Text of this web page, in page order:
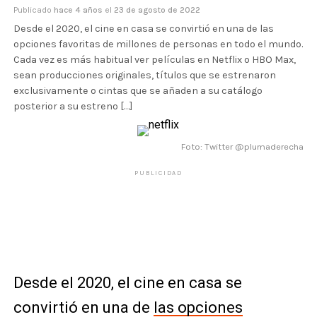
Publicado hace 4 años el 23 de agosto de 2022
Desde el 2020, el cine en casa se convirtió en una de las
opciones favoritas de millones de personas en todo el mundo.
Cada vez es más habitual ver películas en Netflix o HBO Max,
sean producciones originales, títulos que se estrenaron
exclusivamente o cintas que se añaden a su catálogo
posterior a su estreno […]
Foto: Twitter @plumaderecha
PUBLICIDAD
Desde el 2020, el cine en casa se
convirtió en una de las opciones